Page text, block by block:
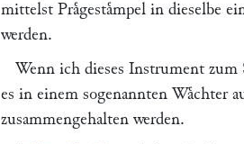
mittelst Praͤgestaͤmpel in dieselbe
werden.
Wenn ich dieses Instrument zum
es in einem sogenannten Waͤchter
zusammengehalten werden.